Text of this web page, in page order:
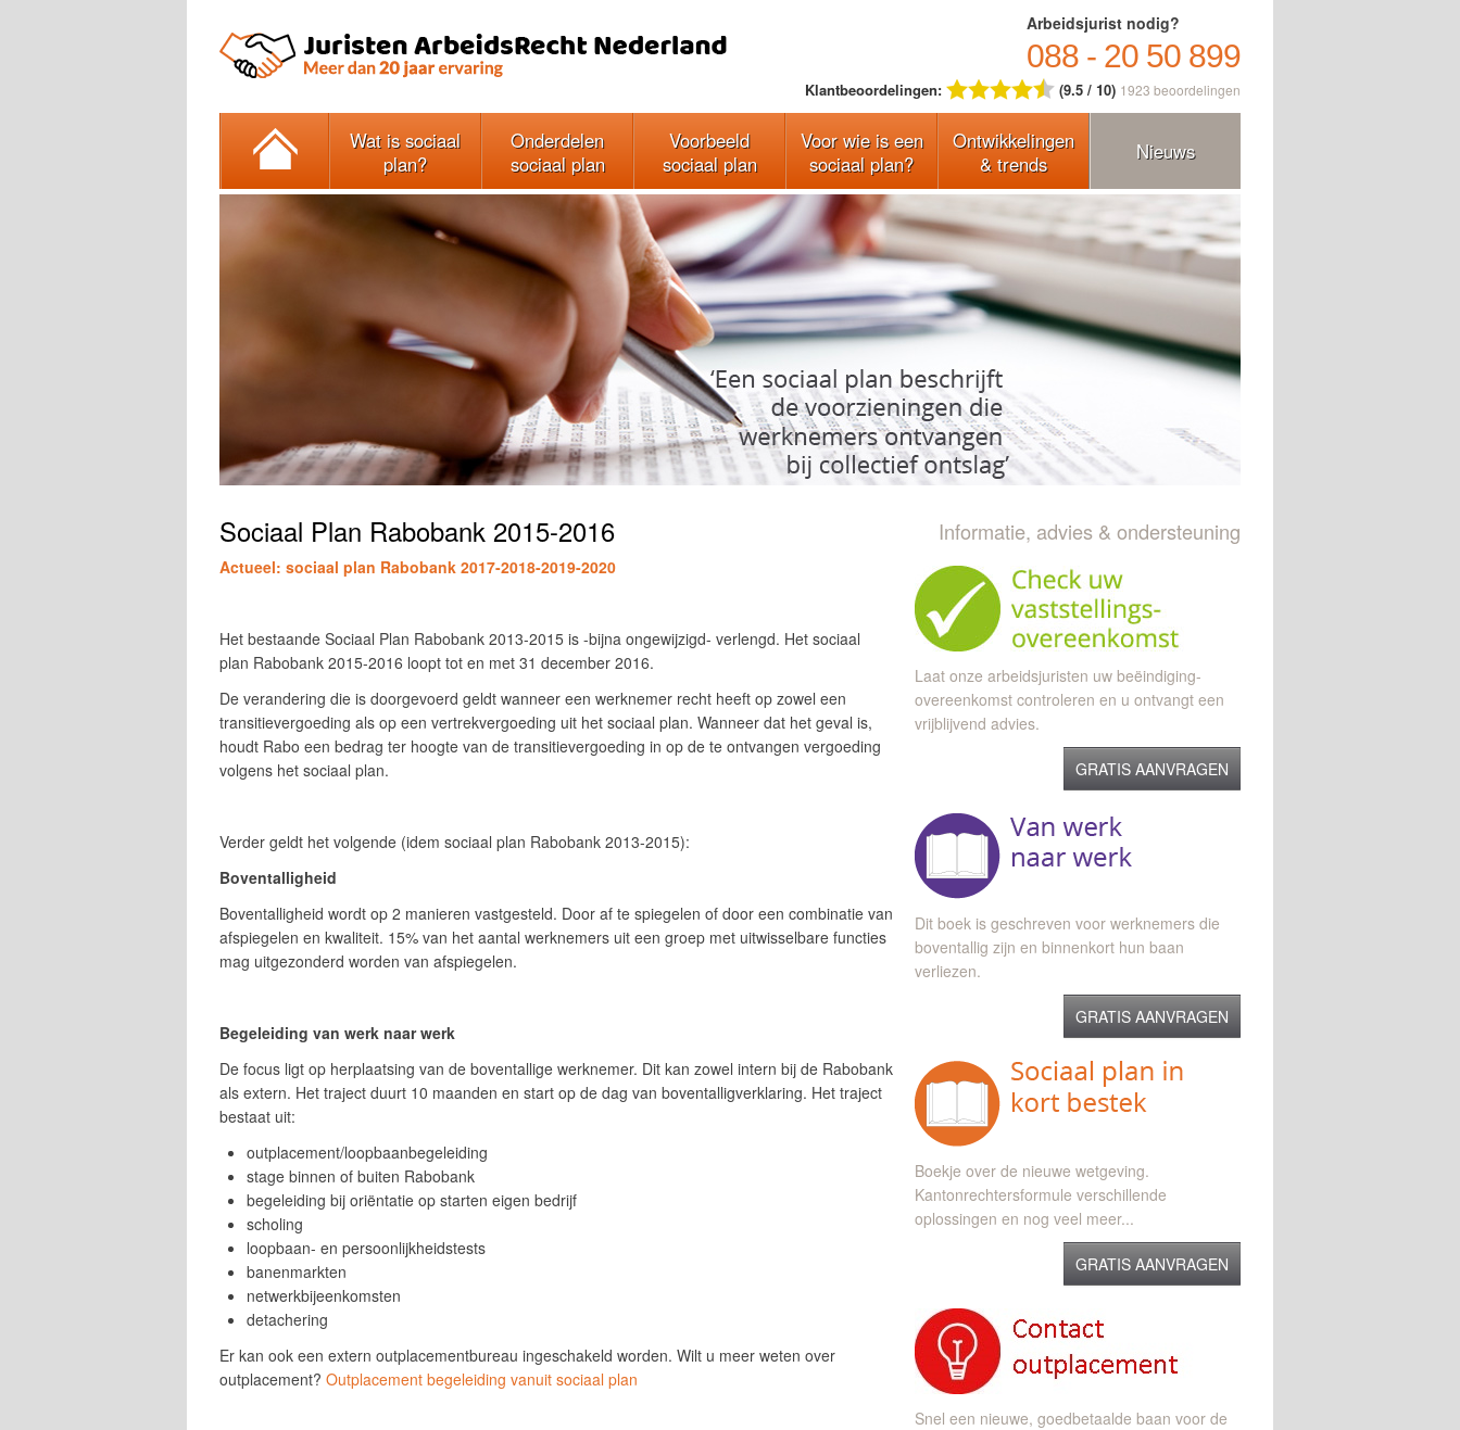
Arbeidsjurist nodig?
088 - 20 50 899
Klantbeoordelingen: (9.5 / 10) 1923 beoordelingen
Wat is sociaal
plan?
Onderdelen
sociaal plan
Voorbeeld
sociaal plan
Voor wie is een
sociaal plan?
Ontwikkelingen
& trends
Nieuws
Sociaal Plan Rabobank 2015-2016
Actueel: sociaal plan Rabobank 2017-2018-2019-2020
Het bestaande Sociaal Plan Rabobank 2013-2015 is -bijna ongewijzigd- verlengd. Het sociaal
plan Rabobank 2015-2016 loopt tot en met 31 december 2016.
De verandering die is doorgevoerd geldt wanneer een werknemer recht heeft op zowel een
transitievergoeding als op een vertrekvergoeding uit het sociaal plan. Wanneer dat het geval is,
houdt Rabo een bedrag ter hoogte van de transitievergoeding in op de te ontvangen vergoeding
volgens het sociaal plan.
Verder geldt het volgende (idem sociaal plan Rabobank 2013-2015):
Boventalligheid
Boventalligheid wordt op 2 manieren vastgesteld. Door af te spiegelen of door een combinatie van
afspiegelen en kwaliteit. 15% van het aantal werknemers uit een groep met uitwisselbare functies
mag uitgezonderd worden van afspiegelen.
Begeleiding van werk naar werk
De focus ligt op herplaatsing van de boventallige werknemer. Dit kan zowel intern bij de Rabobank
als extern. Het traject duurt 10 maanden en start op de dag van boventalligverklaring. Het traject
bestaat uit:
outplacement/loopbaanbegeleiding
stage binnen of buiten Rabobank
begeleiding bij oriëntatie op starten eigen bedrijf
scholing
loopbaan- en persoonlijkheidstests
banenmarkten
netwerkbijeenkomsten
detachering
Er kan ook een extern outplacementbureau ingeschakeld worden. Wilt u meer weten over
outplacement? Outplacement begeleiding vanuit sociaal plan
Informatie, advies & ondersteuning
Laat onze arbeidsjuristen uw beëindiging-
overeenkomst controleren en u ontvangt een
vrijblijvend advies.
GRATIS AANVRAGEN
Dit boek is geschreven voor werknemers die
boventallig zijn en binnenkort hun baan
verliezen.
GRATIS AANVRAGEN
Boekje over de nieuwe wetgeving.
Kantonrechtersformule verschillende
oplossingen en nog veel meer...
GRATIS AANVRAGEN
Snel een nieuwe, goedbetaalde baan voor de